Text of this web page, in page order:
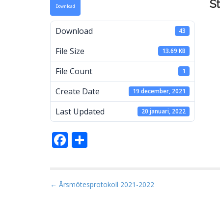
M
a
Download
Download 43
File Size 13.69 KB
File Count 1
Create Date 19 december, 2021
Last Updated 20 januari, 2022
F
b
P
← Årsmötesprotokoll 2021-2022